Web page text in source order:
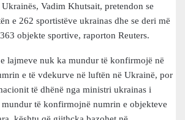
Vadim Khutsait, pretendon se
e 262 sportistëve ukrainas dhe se deri më
objekte sportive, raporton Reuters.
lajmeve nuk ka mundur të konfirmojë në
e të vdekurve në luftën në Ukrainë, por
të dhënë nga ministri ukrainas i
të konfirmojnë numrin e objekteve